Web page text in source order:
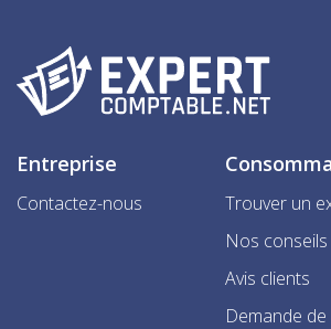
Entreprise
Contactez-nous
Trouver un
Nos conseils
Avis clients
Demande